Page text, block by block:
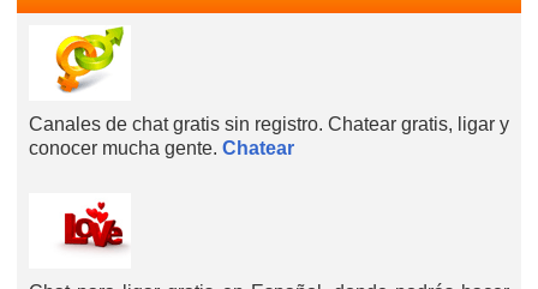
Canales de chat gratis sin registro. Chatear gratis, ligar y
conocer mucha gente. Chatear